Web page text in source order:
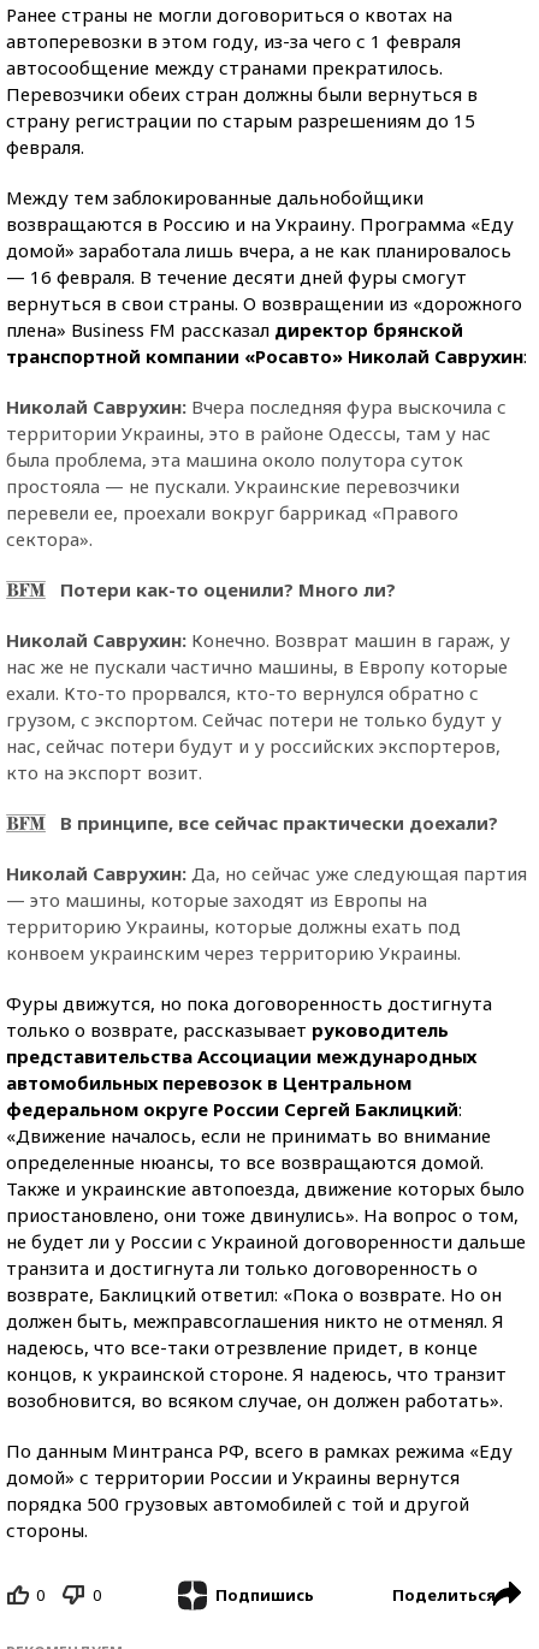
Ранее страны не могли договориться о квотах на
автоперевозки в этом году, из-за чего с 1 февраля
автосообщение между странами прекратилось.
Перевозчики обеих стран должны были вернуться в
страну регистрации по старым разрешениям до 15
февраля.
Между тем заблокированные дальнобойщики
возвращаются в Россию и на Украину. Программа «Еду
домой» заработала лишь вчера, а не как планировалось
— 16 февраля. В течение десяти дней фуры смогут
вернуться в свои страны. О возвращении из «дорожного
плена» Business FM рассказал директор брянской
транспортной компании «Росавто» Николай Саврухин:
Николай Саврухин: Вчера последняя фура выскочила с
территории Украины, это в районе Одессы, там у нас
была проблема, эта машина около полутора суток
простояла — не пускали. Украинские перевозчики
перевели ее, проехали вокруг баррикад «Правого
сектора».
Потери как-то оценили? Много ли?
Николай Саврухин: Конечно. Возврат машин в гараж, у
нас же не пускали частично машины, в Европу которые
ехали. Кто-то прорвался, кто-то вернулся обратно с
грузом, с экспортом. Сейчас потери не только будут у
нас, сейчас потери будут и у российских экспортеров,
кто на экспорт возит.
В принципе, все сейчас практически доехали?
Николай Саврухин: Да, но сейчас уже следующая партия
— это машины, которые заходят из Европы на
территорию Украины, которые должны ехать под
конвоем украинским через территорию Украины.
Фуры движутся, но пока договоренность достигнута
только о возврате, рассказывает руководитель
представительства Ассоциации международных
автомобильных перевозок в Центральном
федеральном округе России Сергей Баклицкий:
«Движение началось, если не принимать во внимание
определенные нюансы, то все возвращаются домой.
Также и украинские автопоезда, движение которых было
приостановлено, они тоже двинулись». На вопрос о том,
не будет ли у России с Украиной договоренности дальше
транзита и достигнута ли только договоренность о
возврате, Баклицкий ответил: «Пока о возврате. Но он
должен быть, межправсоглашения никто не отменял. Я
надеюсь, что все-таки отрезвление придет, в конце
концов, к украинской стороне. Я надеюсь, что транзит
возобновится, во всяком случае, он должен работать».
По данным Минтранса РФ, всего в рамках режима «Еду
домой» с территории России и Украины вернутся
порядка 500 грузовых автомобилей с той и другой
стороны.
0 0 Подпишись Поделиться